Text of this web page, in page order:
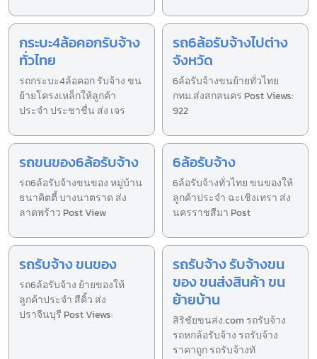
กระบะ4ล้อคอกรับจ้าง
ทั่วไทย
รถกระบะ4ล้อคอก รับจ้าง ขน
ย้ายโครงเหล็กให้ลูกค้า
ประจำ ประชาชื่น ส่ง เจร
รถ6ล้อรับจ้างไปต่าง
จังหวัด
6ล้อรับจ้างขนย้ายทั่วไทย
กทม.ส่งสกลนคร Post Views:
922
รถขนของ6ล้อรับจ้าง
รถ6ล้อรับจ้างขนของ หมู่บ้าน
ธนาคิตตี้ บางนาตราด ส่ง
ลาดพร้าว Post View
6ล้อรับจ้าง
6ล้อรับจ้างทั่วไทย ขนของให้
ลูกค้าประจำ ฉะเชิงเทรา ส่ง
นครราชสีมา Post
รถรับจ้าง ขนของ
รถ6ล้อรับจ้าง ย้ายของให้
ลูกค้าประจำ สีคิ้ว ส่ง
ปราจีนบุรี Post Views:
รถรับจ้าง รับจ้างขน
ของ ขนส่งสินค้า ขน
ย้ายบ้าน
สิริชัยขนส่ง.com รถรับจ้าง
รถหกล้อรับจ้าง รถรับจ้าง
ราคาถูก รถรับจ้างทั